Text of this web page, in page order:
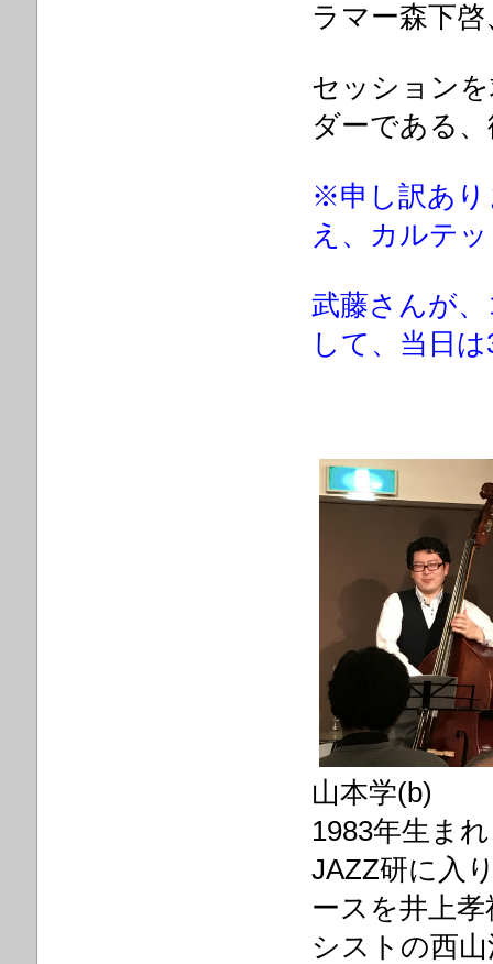
ラマー森下啓
セッション
ダーである
※申し訳あり
え、カルテ
武藤さんが
して、当日
山本学(b)
1983年生ま
JAZZ研に入
ースを井上
シストの西